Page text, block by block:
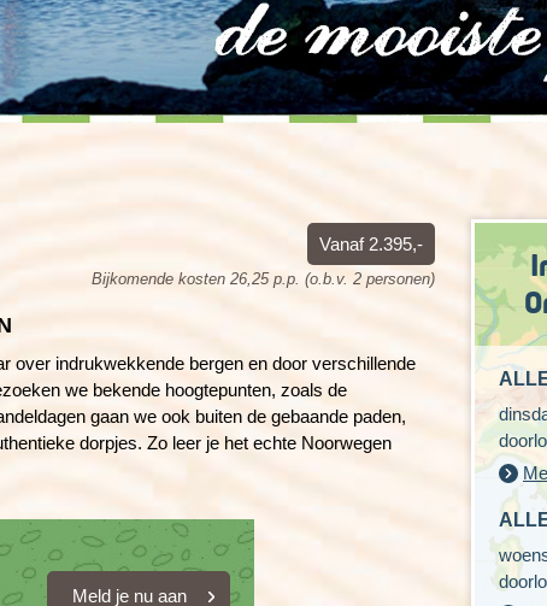
8 dagen
8 dagen
Wales, 8 dagen
Vanaf 2.395,-
Bijkomende kosten 26,25 p.p. (o.b.v. 2 personen)
over indrukwekkende bergen en door verschillende
we bekende hoogtepunten, zoals de
gaan we ook buiten de gebaande paden,
dorpjes. Zo leer je het echte Noorwegen
Meld je nu aan